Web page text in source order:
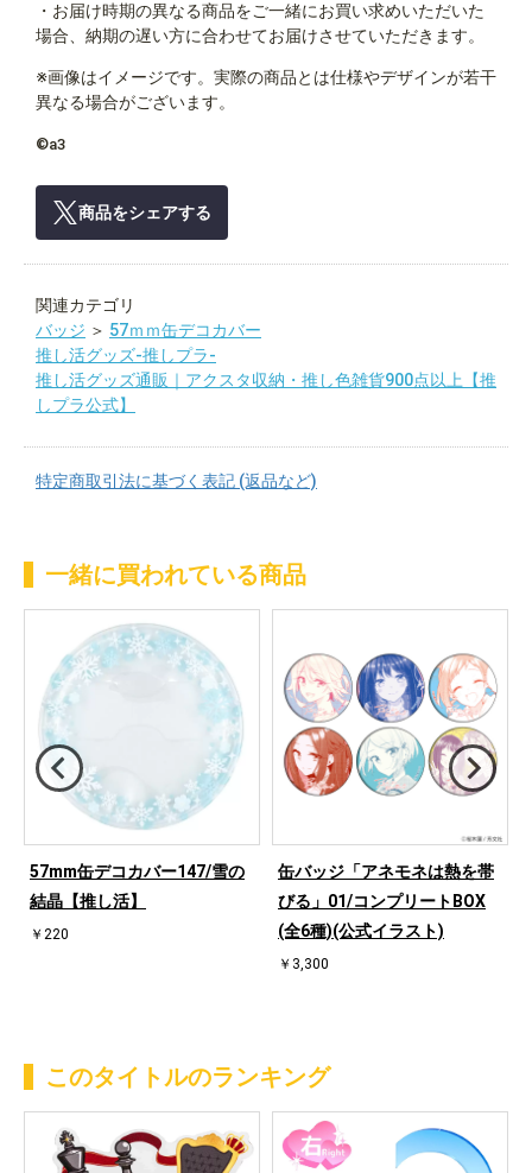
・お届け時期の異なる商品をご一緒にお買い求めいただいた
場合、納期の遅い方に合わせてお届けさせていただきます。
※画像はイメージです。実際の商品とは仕様やデザインが若干
異なる場合がございます。
©a3
商品をシェアする
関連カテゴリ
バッジ ＞ 57ｍｍ缶デコカバー
推し活グッズ-推しプラ-
推し活グッズ通販｜アクスタ収納・推し色雑貨900点以上【推
しプラ公式】
特定商取引法に基づく表記 (返品など)
一緒に買われている商品
57mm缶デコカバー147/雪の
結晶【推し活】
￥220
缶バッジ「アネモネは熱を帯
びる」01/コンプリートBOX
(全6種)(公式イラスト)
￥3,300
このタイトルのランキング